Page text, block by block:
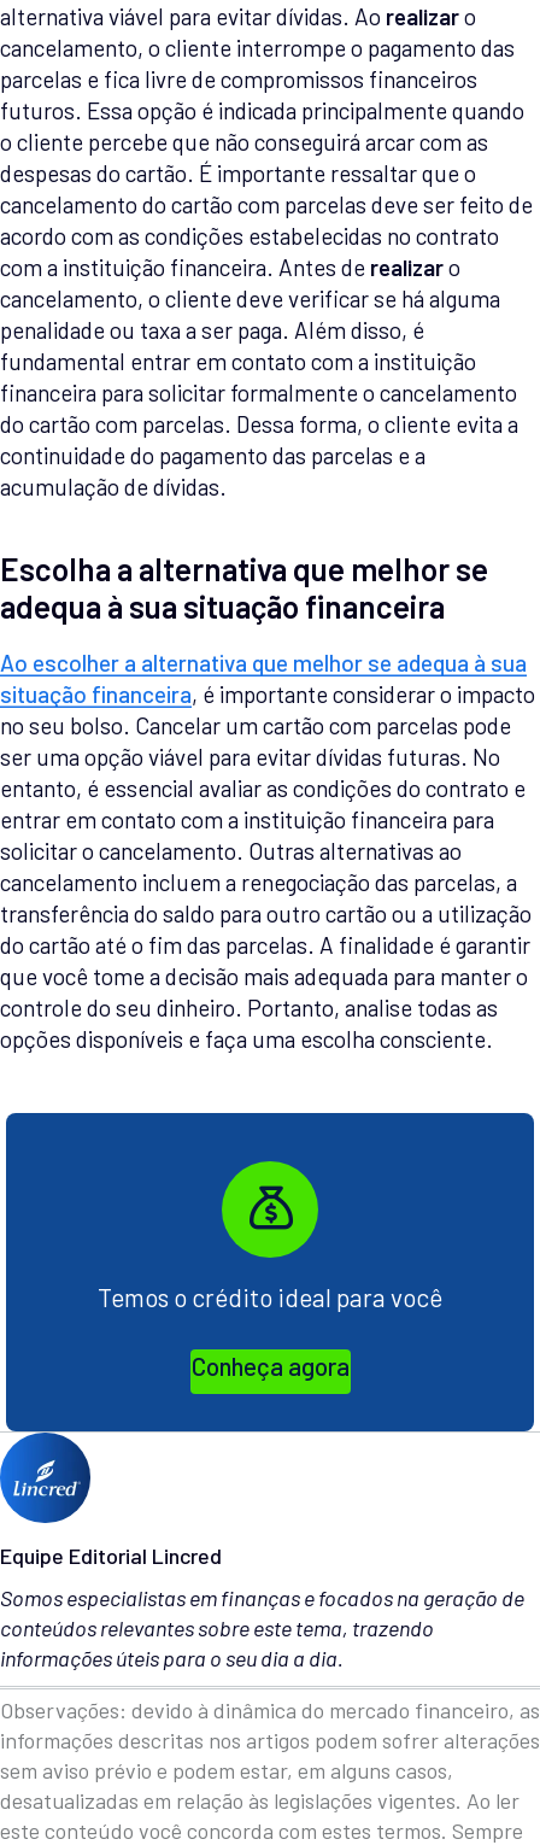
alternativa viável para evitar dívidas. Ao realizaro
cancelamento, o cliente interrompe o pagamento das
parcelas e fica livre de compromissos financeiros
futuros. Essa opção é indicada principalmente quando
o cliente percebe que não conseguirá arcar com as
despesas do cartão. É importante ressaltar que o
cancelamento do cartão com parcelas deve ser feito de
acordo com as condições estabelecidas no contrato
com a instituição financeira. Antes de realizaro
cancelamento, o cliente deve verificar se há alguma
penalidade ou taxa a ser paga. Além disso, é
fundamental entrar em contato com a instituição
financeira para solicitar formalmente o cancelamento
do cartão com parcelas. Dessa forma, o cliente evita a
continuidade do pagamento das parcelas e a
acumulação de dívidas.
Escolha a alternativa que melhor se
adequa à sua situação financeira
Ao escolher a alternativa que melhor se adequa à sua
situação financeira, é importante considerar o impacto
no seu bolso. Cancelar um cartão com parcelas pode
ser uma opção viável para evitar dívidas futuras. No
entanto, é essencial avaliar as condições do contrato e
entrar em contato com a instituição financeira para
solicitar o cancelamento. Outras alternativas ao
cancelamento incluem a renegociação das parcelas, a
transferência do saldo para outro cartão ou a utilização
do cartão até o fim das parcelas. A finalidade é garantir
que você tome a decisão mais adequada para manter o
controle do seu dinheiro. Portanto, analise todas as
opções disponíveis e faça uma escolha consciente.
Temos o crédito ideal para você
Conheça agora
Equipe Editorial Lincred
Somos especialistas em finanças e focados na geração de
conteúdos relevantes sobre este tema, trazendo
informações úteis para o seu dia a dia.
Observações: devido à dinâmica do mercado financeiro, as
informações descritas nos artigos podem sofrer alterações
sem aviso prévio e podem estar, em alguns casos,
desatualizadas em relação às legislações vigentes. Ao ler
este conteúdo você concorda com estes termos. Sempre